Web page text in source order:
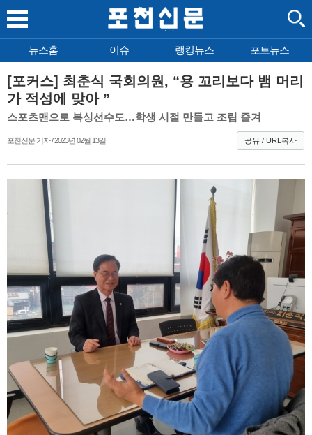
뉴스홈 이슈 랭킹뉴스 포토뉴스
[포커스] 최춘식 국회의원, “용 꼬리보다 뱀 머리
가 적성에 맞아 ”
스포츠맨으로 복싱선수도…학생 시절 만들고 조립 즐겨
포천신문 기자 / 2023년 02월 13일 공유 / URL복사